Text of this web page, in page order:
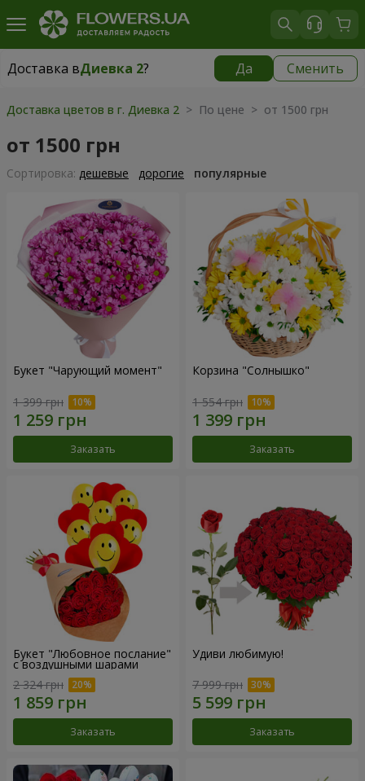
Доставка вДиевка 2? Да Сменить
Доставка вДиевка 2|
Доставка цветов в г. Диевка 2 > По цене > от 1500 грн
от 1500 грн
Cортировка: дешевые дорогие популярные
Букет "Чарующий момент"
1 399 грн
Заказать
Корзина "Солнышко"
1 554 грн
Заказать
Букет "Любовное послание"
с воздушными шарами
2 324 грн
Заказать
Удиви любимую!
7 999 грн
Заказать